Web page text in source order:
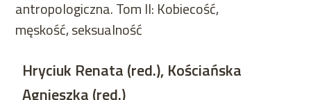
antropologiczna. Tom II: Kobiecość,
męskość, seksualność
Hryciuk Renata (red.), Kościańska
Agnieszka (red.)